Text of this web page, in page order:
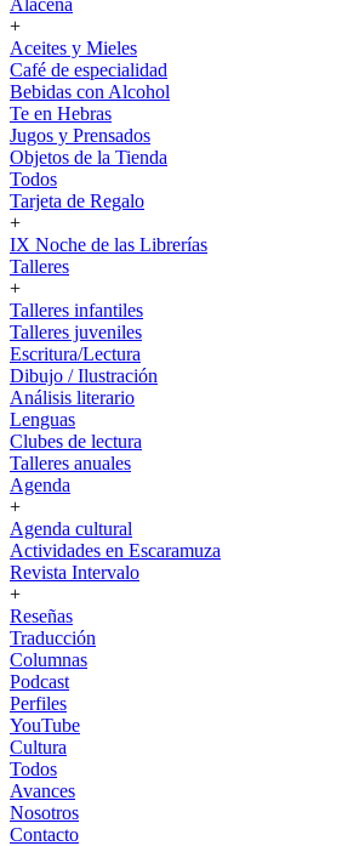
Alacena
+
Aceites y Mieles
Café de especialidad
Bebidas con Alcohol
Te en Hebras
Jugos y Prensados
Objetos de la Tienda
Todos
Tarjeta de Regalo
+
IX Noche de las Librerías
Talleres
+
Talleres infantiles
Talleres juveniles
Escritura/Lectura
Dibujo / Ilustración
Análisis literario
Lenguas
Clubes de lectura
Talleres anuales
Agenda
+
Agenda cultural
Actividades en Escaramuza
Revista Intervalo
+
Reseñas
Traducción
Columnas
Podcast
Perfiles
YouTube
Cultura
Todos
Avances
Nosotros
Contacto